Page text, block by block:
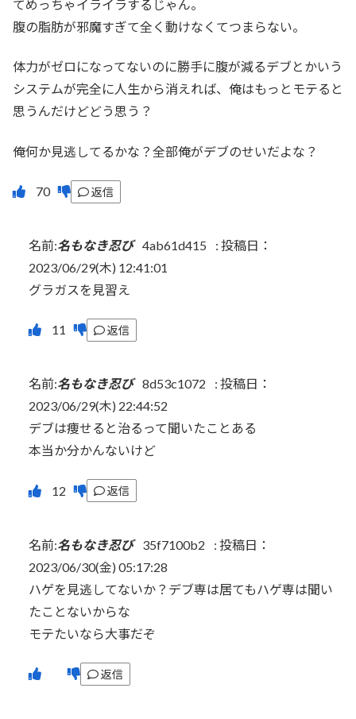
てめっちゃイライラするじゃん。
腹の脂肪が邪魔すぎて全く動けなくてつまらない。
体力がゼロになってないのに勝手に腹が減るデブとかいう
システムが完全に人生から消えれば、俺はもっとモテると
思うんだけどどう思う？
俺何か見逃してるかな？全部俺がデブのせいだよな？
返信
名前:名もなき忍び 4ab61d415 : 投稿日：
2023/06/29(木) 12:41:01
グラガスを見習え
返信
名前:名もなき忍び 8d53c1072 : 投稿日：
2023/06/29(木) 22:44:52
デブは痩せると治るって聞いたことある
本当か分かんないけど
返信
名前:名もなき忍び 35f7100b2 : 投稿日：
2023/06/30(金) 05:17:28
ハゲを見逃してないか？デブ専は居てもハゲ専は聞い
たことないからな
モテたいなら大事だぞ
返信